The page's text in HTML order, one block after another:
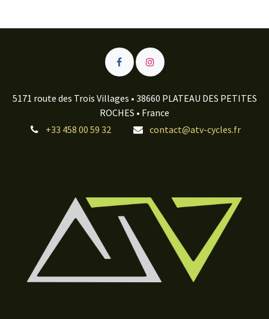
5171 route des Trois Villages • 38660 PLATEAU DES PETITES
ROCHES • France
+33 458 00 59 32
contact@atv-cycles.fr